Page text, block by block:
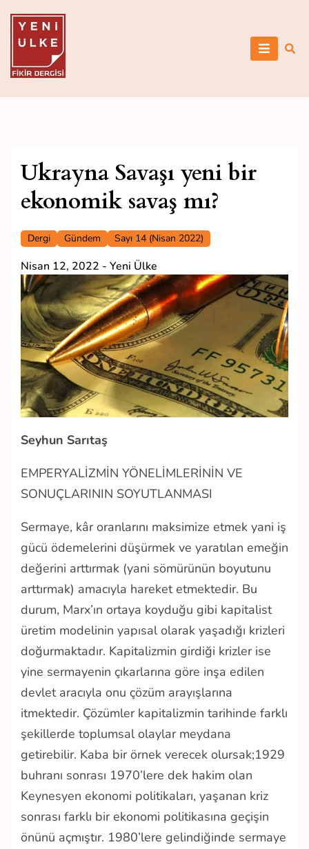
content
Yeni Ülke
Ukrayna Savaşı yeni bir
ekonomik savaş mı?
Dergi Gündem Sayı 14 (Nisan 2022)
Nisan 12, 2022 - Yeni Ülke
Seyhun Sarıtaş
EMPERYALİZMİN YÖNELİMLERİNİN VE
SONUÇLARININ SOYUTLANMASI
Sermaye, kâr oranlarını maksimize etmek yani iş
gücü ödemelerini düşürmek ve yaratılan emeğin
değerini arttırmak (yani sömürünün boyutunu
arttırmak) amacıyla hareket etmektedir. Bu
durum, Marx’ın ortaya koyduğu gibi kapitalist
üretim modelinin yapısal olarak yaşadığı krizleri
doğurmaktadır. Kapitalizmin girdiği krizler ise
yine sermayenin çıkarlarına göre inşa edilen
devlet aracıyla onu çözüm arayışlarına
itmektedir. Çözümler kapitalizmin tarihinde farklı
şekillerde toplumsal olaylar meydana
getirebilir. Kaba bir örnek verecek olursak;1929
buhranı sonrası 1970’lere dek hakim olan
Keynesyen ekonomi politikaları, yaşanan kriz
sonrası farklı bir ekonomi politikasına geçişin
önünü açmıştır. 1980’lere gelindiğinde sermaye